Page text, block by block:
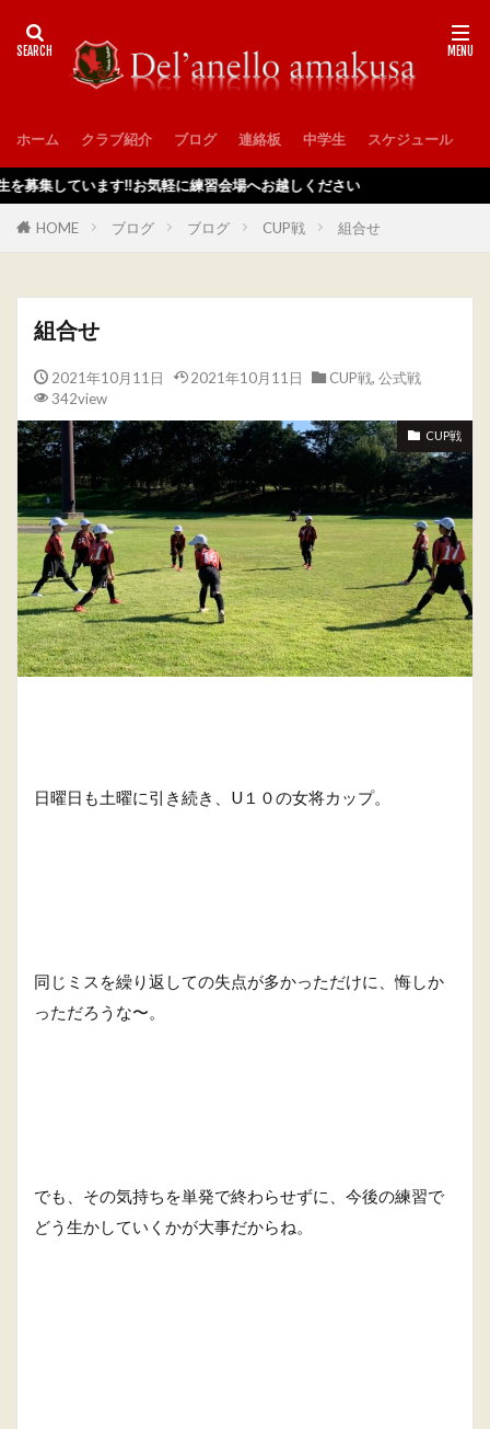
ホーム クラブ紹介 ブログ 連絡板 中学生 スケジュール
います‼️お気軽に練習会場へお越しください
HOME ブログ ブログ CUP戦 組合せ
組合せ
2021年10月11日 2021年10月11日 CUP戦, 公式戦
342view
CUP戦
日曜日も土曜に引き続き、U１０の女将カップ。
同じミスを繰り返しての失点が多かっただけに、悔しか
っただろうな〜。
でも、その気持ちを単発で終わらせずに、今後の練習で
どう生かしていくかが大事だからね。